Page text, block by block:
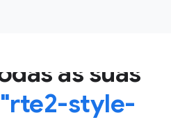
as suas
style-